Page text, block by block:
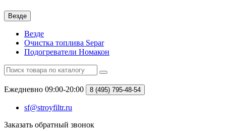
Везде
Везде
Очистка топлива Separ
Подогреватели Номакон
Ежедневно 09:00-20:00 8 (495) 795-48-54
sf@stroyfiltr.ru
Заказать обратный звонок